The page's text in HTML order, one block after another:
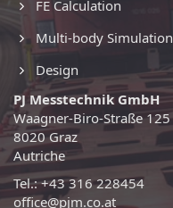
FE Calculation
Multi-body Simulation
Design
PJ Messtechnik GmbH
Waagner-Biro-Straße 125
8020 Graz
Autriche
Tel.: +43 316 228454
office@pjm.co.at